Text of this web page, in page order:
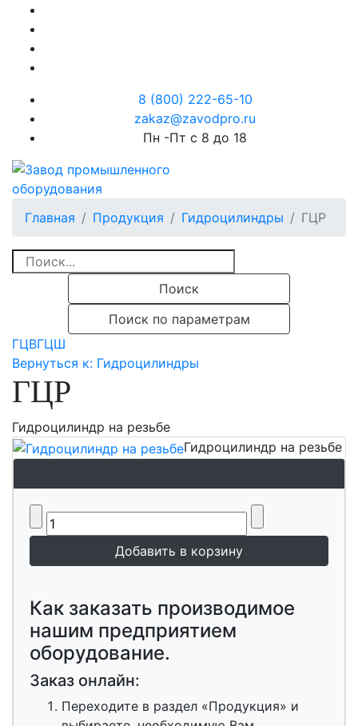
8 (800) 222-65-10
Пн -Пт с 8 до 18
Главная Продукция Гидроцилиндры ГЦР
Поиск
Поиск по параметрам
ГЦВГЦШ
Вернуться к: Гидроцилиндры
ГЦР
Гидроцилиндр на резьбе
Гидроцилиндр на резьбе
Как заказать производимое
нашим предприятием
оборудование.
Заказ онлайн:
Переходите в раздел «Продукция» и